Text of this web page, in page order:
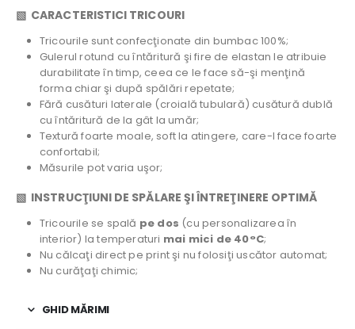
▧ CARACTERISTICI TRICOURI
Tricourile sunt confecţionate din bumbac 100%;
Gulerul rotund cu întăritură şi fire de elastan le atribuie
durabilitate în timp, ceea ce le face să-şi menţină
forma chiar şi după spălări repetate;
Fără cusături laterale (croială tubulară) cusătură dublă
cu întăritură de la gât la umăr;
Textură foarte moale, soft la atingere, care-l face foarte
confortabil;
Măsurile pot varia uşor;
▧ INSTRUCŢIUNI DE SPĂLARE ŞI ÎNTREŢINERE OPTIMĂ
Tricourile se spală pe dos (cu personalizarea în
interior) la temperaturi mai mici de 40°C;
Nu călcaţi direct pe print şi nu folosiţi uscător automat;
Nu curăţaţi chimic;
GHID MĂRIMI